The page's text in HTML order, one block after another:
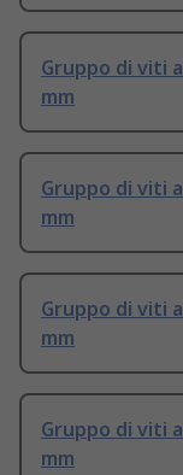
Gruppo di viti
mm
Gruppo di viti
mm
Gruppo di viti
mm
Gruppo di viti
mm